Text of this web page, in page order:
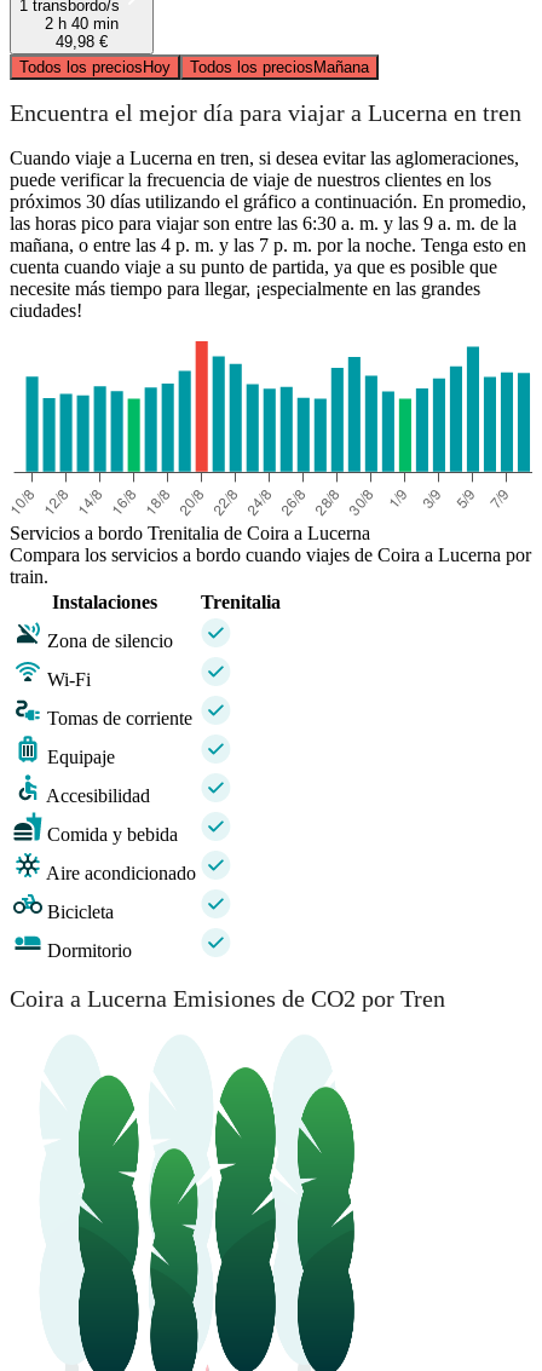
1 transbordo/s
2 h 40 min
49,98 €
Todos los preciosHoy Todos los preciosMañana
Encuentra el mejor día para viajar a Lucerna en tren
Cuando viaje a Lucerna en tren, si desea evitar las aglomeraciones,
puede verificar la frecuencia de viaje de nuestros clientes en los
próximos 30 días utilizando el gráfico a continuación. En promedio,
las horas pico para viajar son entre las 6:30 a. m. y las 9 a. m. de la
mañana, o entre las 4 p. m. y las 7 p. m. por la noche. Tenga esto en
cuenta cuando viaje a su punto de partida, ya que es posible que
necesite más tiempo para llegar, ¡especialmente en las grandes
ciudades!
Servicios a bordo Trenitalia de Coira a Lucerna
Compara los servicios a bordo cuando viajes de Coira a Lucerna por
train.
Instalaciones
Trenitalia
Zona de silencio
Wi-Fi
Tomas de corriente
Equipaje
Accesibilidad
Comida y bebida
Aire acondicionado
Bicicleta
Dormitorio
Coira a Lucerna Emisiones de CO2 por Tren